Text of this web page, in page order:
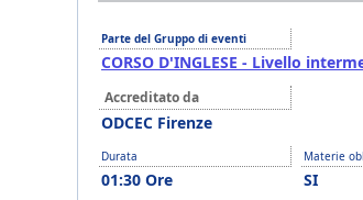
Parte del Gruppo di eventi
CORSO D'INGLESE - Livello
Accreditato da
ODCEC Firenze
Durata
01:30 Ore
Materie
SI